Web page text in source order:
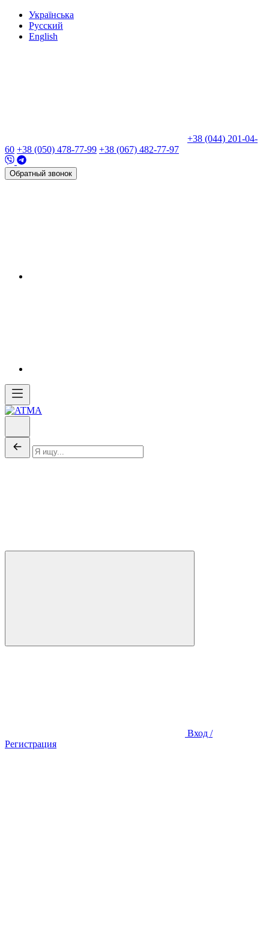
Українська
Русский
English
+38 (044) 201-04-
60 +38 (050) 478-77-99 +38 (067) 482-77-97
Обратный звонок
Вход /
Регистрация